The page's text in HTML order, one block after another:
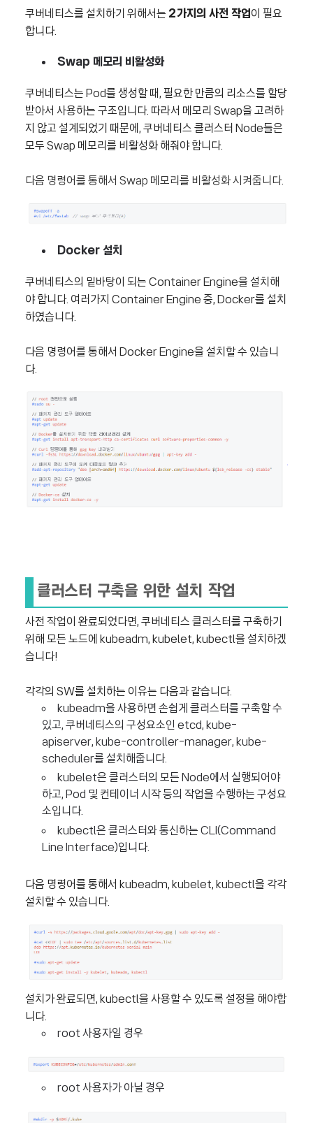
쿠버네티스를 설치하기 위해서는 2가지의 사전 작업 이 필요
합니다.
Swap 메모리 비활성화
쿠버네티스는 Pod를 생성할 때, 필요한 만큼의 리소스를 할당
받아서 사용하는 구조입니다. 따라서 메모리 Swap을 고려하
지 않고 설계되었기 때문에, 쿠버네티스 클러스터 Node들은
모두 Swap 메모리를 비활성화 해줘야 합니다.
다음 명령어를 통해서 Swap 메모리를 비활성화 시켜줍니다.
Docker 설치
쿠버네티스의 밑바탕이 되는 Container Engine을 설치해
야 합니다. 여러가지 Container Engine 중, Docker를 설치
하였습니다.
다음 명령어를 통해서 Docker Engine을 설치할 수 있습니
다.
클러스터 구축을 위한 설치 작업
사전 작업이 완료되었다면, 쿠버네티스 클러스터를 구축하기
위해 모든 노드에 kubeadm, kubelet, kubectl을 설치하겠
습니다!
각각의 SW를 설치하는 이유는 다음과 같습니다.
kubeadm을 사용하면 손쉽게 클러스터를 구축할 수
있고, 쿠버네티스의 구성요소인 etcd, kube-
apiserver, kube-controller-manager, kube-
scheduler를 설치해줍니다.
kubelet은 클러스터의 모든 Node에서 실행되어야
하고, Pod 및 컨테이너 시작 등의 작업을 수행하는 구성요
소입니다.
kubectl은 클러스터와 통신하는 CLI(Command
Line Interface)입니다.
다음 명령어를 통해서 kubeadm, kubelet, kubectl을 각각
설치할 수 있습니다.
설치가 완료되면, kubectl을 사용할 수 있도록 설정을 해야합
니다.
root 사용자일 경우
root 사용자가 아닐 경우